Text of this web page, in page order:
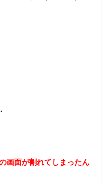
画面が割れてしまったん